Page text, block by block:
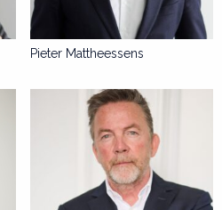
Pieter Mattheessens